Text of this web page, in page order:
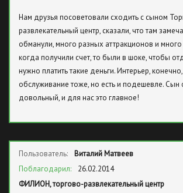
Нам друзья посоветовали сходить с сыном
развлекательный центр, сказали, что там
обманули, много разных аттракционов и
когда получили счет, то были в шоке, чтобы
нужно платить такие деньги. Интерьер,
обслуживание тоже, но есть и подешевле. Сын
довольный, и для нас это главное!
Пользователь:
Виталий Матвеев
Поблагодарил:
26.02.2014
ФИЛИОН, торгово-развлекательный центр